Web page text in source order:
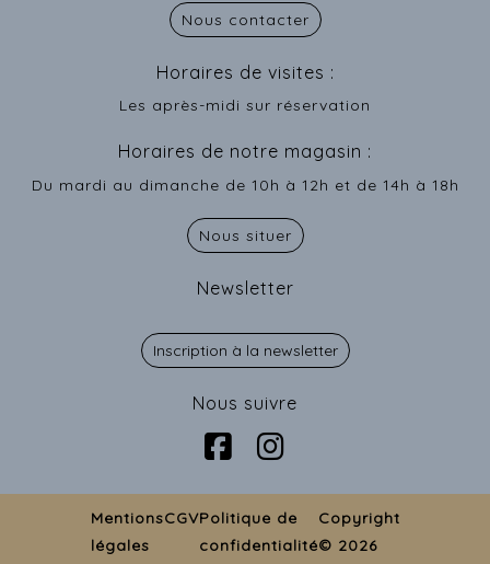
Nous contacter
Horaires de visites :
Les après-midi sur réservation
Horaires de notre magasin :
Du mardi au dimanche de 10h à 12h et de 14h à 18h
Nous situer
Newsletter
Inscription à la newsletter
Nous suivre
Mentions
légales
CGVPolitique de
confidentialité
Copyright
© 2026